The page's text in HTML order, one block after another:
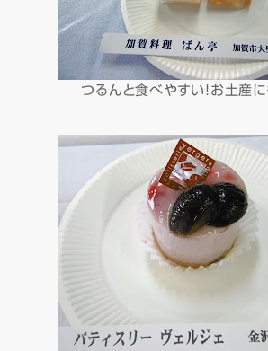
つるんと食べやすい！お土産